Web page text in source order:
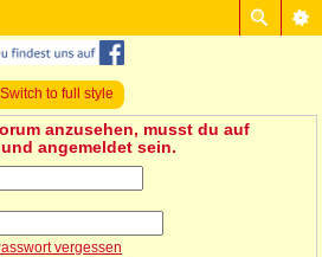
Switch to full style
anzusehen, musst du auf
angemeldet sein.
vergessen